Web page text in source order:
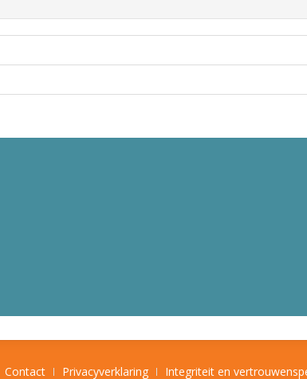
Contact Privacyverklaring Integriteit en